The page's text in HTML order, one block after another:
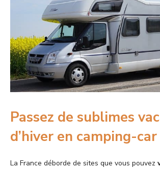
Passez de sublimes
d’hiver en camping-car
La France déborde de sites que vous pouvez